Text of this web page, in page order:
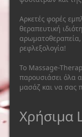
Αρκετές φορές
θεραπευτική
ρεφλεξολογία!
Το Massage-
παρουσιάσει όλα
μασάζ και να σας
Χρήσιμα